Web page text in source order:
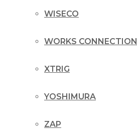
WISECO
WORKS CONNECTION
XTRIG
YOSHIMURA
ZAP